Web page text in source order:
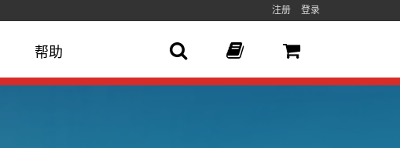
注册 登录
帮助